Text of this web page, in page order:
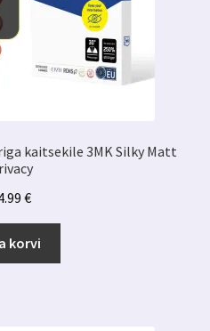
kaitsekile 3MK Silky Matt
€
korvi